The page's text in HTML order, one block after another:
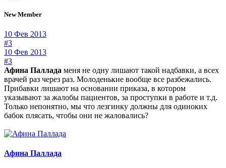
New Member
10 Фев 2013
#3
10 Фев 2013
#3
Афина Паллада меня не одну лишают такой надбавки, а всех
врачей раз через раз. Молоденькие вообще все разбежались.
Прибавки лишают на основании приказа, в котором
указывают за жалобы пациентов, за проступки в работе и т.д.
Только непонятно, мы что лезгинку должны для одиноких
бабок плясать, чтобы они не жаловались?
Афина Паллада